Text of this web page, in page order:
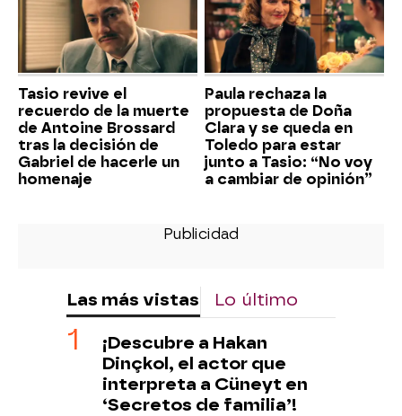
Tasio revive el
recuerdo de la muerte
de Antoine Brossard
tras la decisión de
Gabriel de hacerle un
homenaje
Paula rechaza la
propuesta de Doña
Clara y se queda en
Toledo para estar
junto a Tasio: “No voy
a cambiar de opinión”
Las más vistas Lo último
¡Descubre a Hakan
Dinçkol, el actor que
interpreta a Cüneyt en
‘Secretos de familia’!